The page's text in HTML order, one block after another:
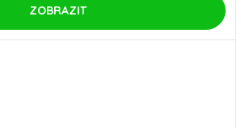
ZOBRAZIT